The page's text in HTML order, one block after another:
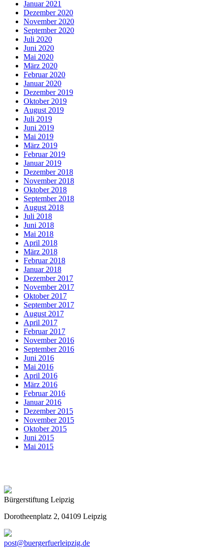
Januar 2021
Dezember 2020
November 2020
September 2020
Juli 2020
Juni 2020
Mai 2020
März 2020
Februar 2020
Januar 2020
Dezember 2019
Oktober 2019
August 2019
Juli 2019
Juni 2019
Mai 2019
März 2019
Februar 2019
Januar 2019
Dezember 2018
November 2018
Oktober 2018
September 2018
August 2018
Juli 2018
Juni 2018
Mai 2018
April 2018
März 2018
Februar 2018
Januar 2018
Dezember 2017
November 2017
Oktober 2017
September 2017
August 2017
April 2017
Februar 2017
November 2016
September 2016
Juni 2016
Mai 2016
April 2016
März 2016
Februar 2016
Januar 2016
Dezember 2015
November 2015
Oktober 2015
Juni 2015
Mai 2015
Bürgerstiftung Leipzig
Dorotheenplatz 2, 04109 Leipzig
post@buergerfuerleipzig.de